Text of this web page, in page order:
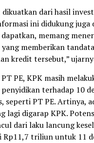
dari hasil
ini didukung juga
memang
yang memberikan
kredit tersebut,”
PE, KPK masih
terhadap 10
seperti PT PE. Artinya,
lagi digarap KPK.
dari laku lancung
Rp11,7 triliun untuk 11